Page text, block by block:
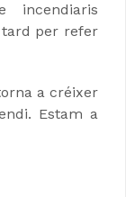
incendiaris
tard per refer
a créixer
Estam a